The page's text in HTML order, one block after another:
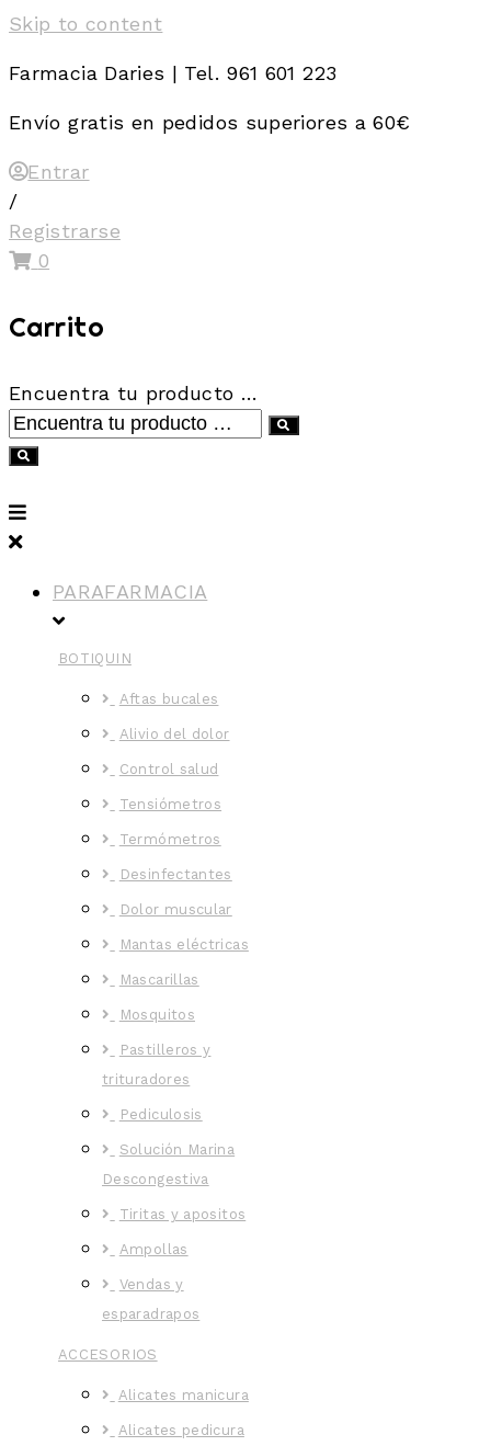
Skip to content
Farmacia Daries | Tel. 961 601 223
Envío gratis en pedidos superiores a 60€
Entrar
/
Registrarse
0
Carrito
Encuentra tu producto …
PARAFARMACIA
BOTIQUIN
Aftas bucales
Alivio del dolor
Control salud
Tensiómetros
Termómetros
Desinfectantes
Dolor muscular
Mantas eléctricas
Mascarillas
Mosquitos
Pastilleros y
trituradores
Pediculosis
Solución Marina
Descongestiva
Tiritas y apositos
Ampollas
Vendas y
esparadrapos
ACCESORIOS
Alicates manicura
Alicates pedicura